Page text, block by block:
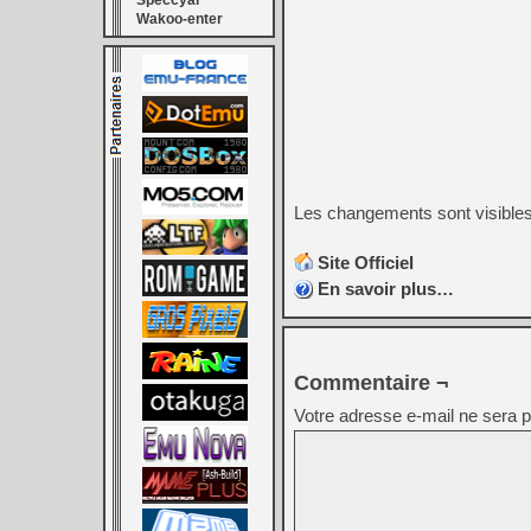
Wakoo-enter
Les changements sont visibles
Site Officiel
En savoir plus…
Commentaire ¬
Votre adresse e-mail ne sera